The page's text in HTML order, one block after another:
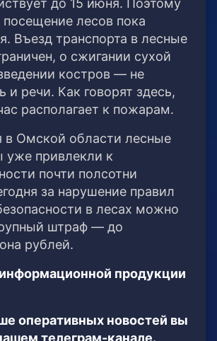
до 15 июня. Поэтому
посещение лесов пока
Въезд транспорта в лесные
о сжигании сухой
костров — не
речи. Как говорят здесь,
располагает к пожарам.
в Омской области лесные
уже привлекли к
почти полсотни
за нарушение правил
в лесах можно
штраф — до
рублей.
продукции
оперативных новостей вы